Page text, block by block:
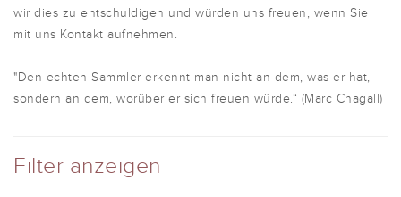
wir dies zu entschuldigen und würden uns freuen, wenn Sie
mit uns Kontakt aufnehmen.
"Den echten Sammler erkennt man nicht an dem, was er hat,
sondern an dem, worüber er sich freuen würde.“ (Marc Chagall)
Filter anzeigen